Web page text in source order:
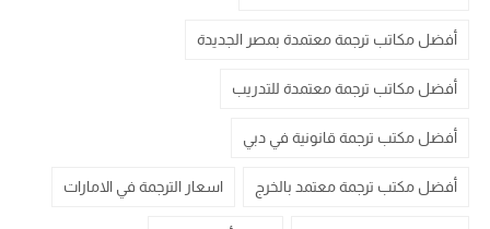
أفضل مكاتب ترجمة معتمدة بمصر الجديدة
أفضل مكاتب ترجمة معتمدة للتدريب
أفضل مكتب ترجمة قانونية في دبي
أفضل مكتب ترجمة معتمد بالخرج اسعار الترجمة في الامارات